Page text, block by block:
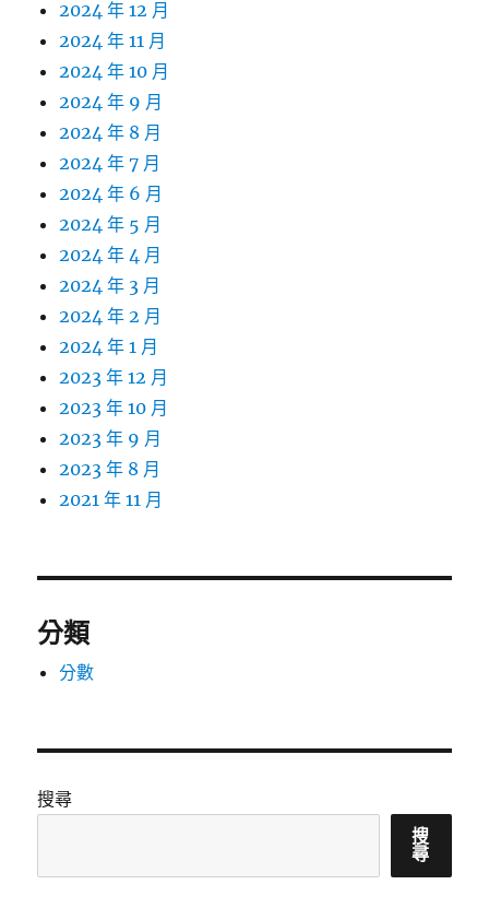
2024 年 12 月
2024 年 11 月
2024 年 10 月
2024 年 9 月
2024 年 8 月
2024 年 7 月
2024 年 6 月
2024 年 5 月
2024 年 4 月
2024 年 3 月
2024 年 2 月
2024 年 1 月
2023 年 12 月
2023 年 10 月
2023 年 9 月
2023 年 8 月
2021 年 11 月
分類
分數
搜尋
搜
尋